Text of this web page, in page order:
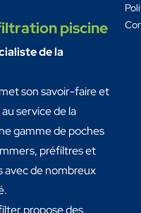
piscine
de la
son savoir-faire et
service de la
gamme de poches
préfiltres et
avec de nombreux
propose des